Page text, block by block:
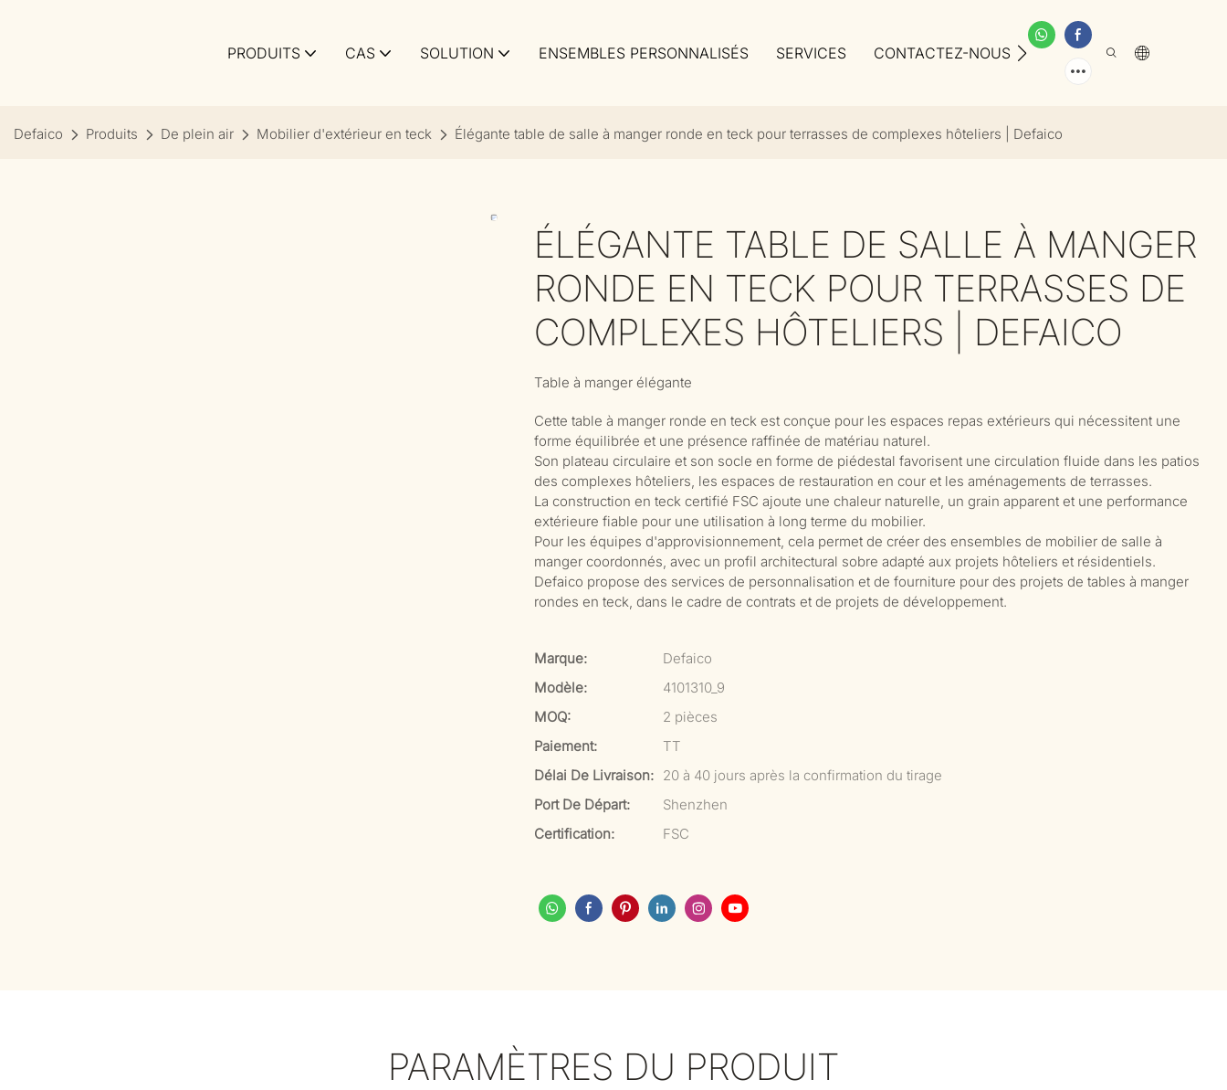
PRODUITS CAS SOLUTION ENSEMBLES PERSONNALISÉS SERVICES CONTACTEZ-NOUS À PROPOS DE NOUS
Defaico Produits De plein air Mobilier d'extérieur en teck Élégante table de salle à manger ronde en teck pour terrasses de complexes hôteliers | Defaico
ÉLÉGANTE TABLE DE SALLE À MANGER
RONDE EN TECK POUR TERRASSES DE
COMPLEXES HÔTELIERS | DEFAICO
Table à manger élégante
Cette table à manger ronde en teck est conçue pour les espaces repas extérieurs qui nécessitent une
forme équilibrée et une présence raffinée de matériau naturel.
Son plateau circulaire et son socle en forme de piédestal favorisent une circulation fluide dans les patios
des complexes hôteliers, les espaces de restauration en cour et les aménagements de terrasses.
La construction en teck certifié FSC ajoute une chaleur naturelle, un grain apparent et une performance
extérieure fiable pour une utilisation à long terme du mobilier.
Pour les équipes d'approvisionnement, cela permet de créer des ensembles de mobilier de salle à
manger coordonnés, avec un profil architectural sobre adapté aux projets hôteliers et résidentiels.
Defaico propose des services de personnalisation et de fourniture pour des projets de tables à manger
rondes en teck, dans le cadre de contrats et de projets de développement.
Marque:
Defaico
Modèle:
4101310_9
MOQ:
2 pièces
Paiement:
TT
Délai De Livraison: 20 à 40 jours après la confirmation du tirage
Port De Départ:
Shenzhen
Certification:
FSC
PARAMÈTRES DU PRODUIT